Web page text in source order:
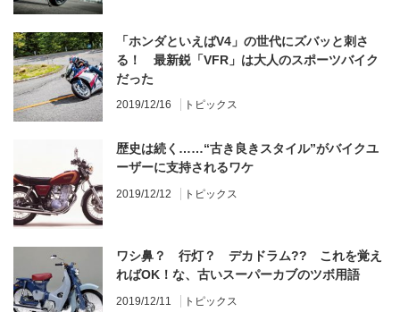
「ホンダといえばV4」の世代にズバッと刺さ
る！ 最新鋭「VFR」は大人のスポーツバイク
だった
2019/12/16 トピックス
歴史は続く……“古き良きスタイル”がバイクユ
ーザーに支持されるワケ
2019/12/12 トピックス
ワシ鼻？ 行灯？ デカドラム?? これを覚え
ればOK！な、古いスーパーカブのツボ用語
2019/12/11 トピックス